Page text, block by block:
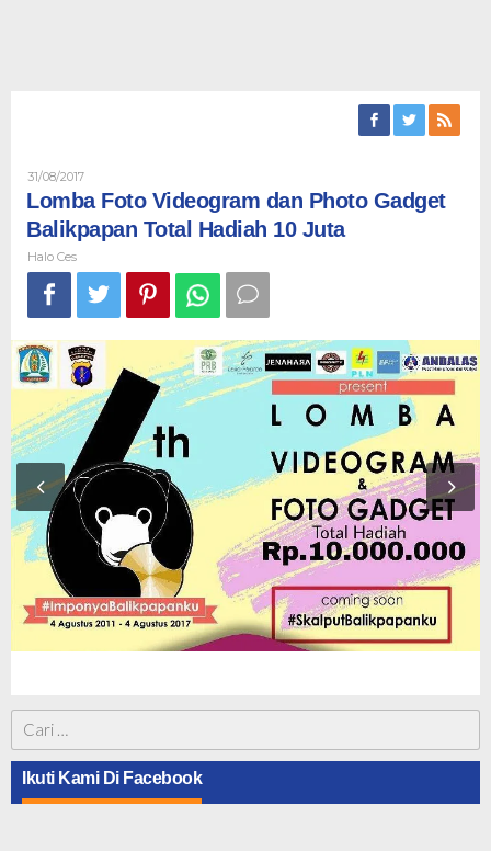
31/08/2017Oleh
Halo
Ces
Lomba Foto Videogram dan Photo Gadget
Balikpapan Total Hadiah 10 Juta
Halo Ces
Cari
untuk:
Ikuti Kami Di Facebook